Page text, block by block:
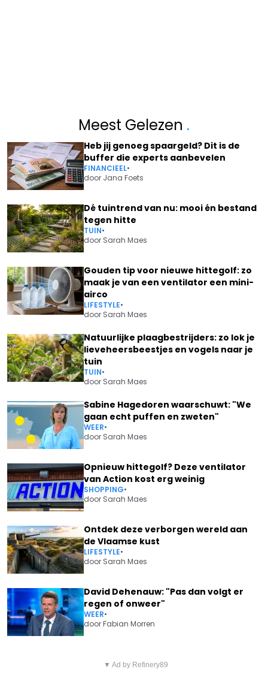
Meest Gelezen .
Heb jij genoeg spaargeld? Dit is de
buffer die experts aanbevelen
FINANCIEEL•
door Jana Foets
Dé tuintrend van nu: mooi én bestand
tegen hitte
TUIN•
door Sarah Maes
Gouden tip voor nieuwe hittegolf: zo
maak je van een ventilator een mini-
airco
LIFESTYLE•
door Sarah Maes
Natuurlijke plaagbestrijders: zo lok je
lieveheersbeestjes en vogels naar je
tuin
TUIN•
door Sarah Maes
Sabine Hagedoren waarschuwt: "We
gaan echt puffen en zweten"
WEER•
door Sarah Maes
Opnieuw hittegolf? Deze ventilator
van Action kost erg weinig
SHOPPING•
door Sarah Maes
Ontdek deze verborgen wereld aan
de Vlaamse kust
LIFESTYLE•
door Sarah Maes
David Dehenauw: "Pas dan volgt er
regen of onweer"
WEER•
doorFabian Morren
NA BREUK MET MARCO
▼ Ad by Refinery89